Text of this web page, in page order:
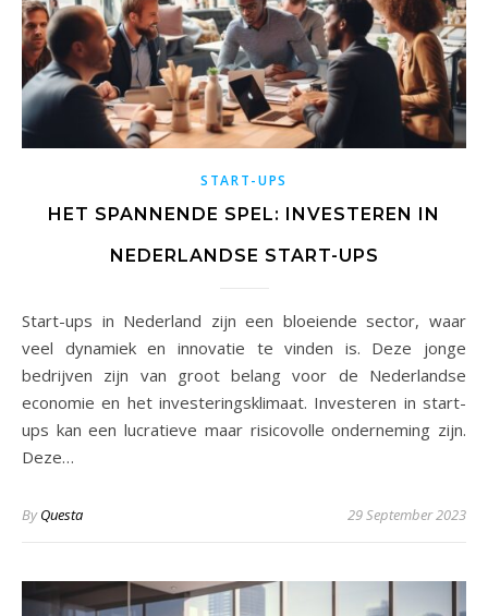
START-UPS
HET SPANNENDE SPEL: INVESTEREN IN
NEDERLANDSE START-UPS
Start-ups in Nederland zijn een bloeiende sector, waar
veel dynamiek en innovatie te vinden is. Deze jonge
bedrijven zijn van groot belang voor de Nederlandse
economie en het investeringsklimaat. Investeren in start-
ups kan een lucratieve maar risicovolle onderneming zijn.
Deze…
ByQuesta 29 September 2023